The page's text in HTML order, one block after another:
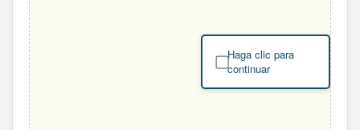
Haga clic para
continuar